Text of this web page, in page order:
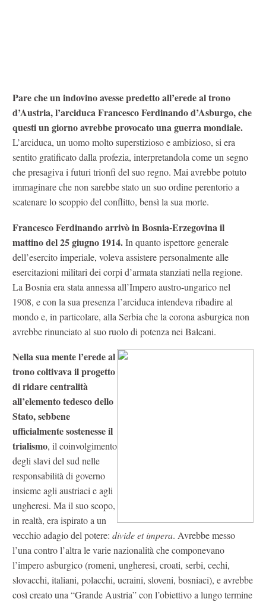
Pare che un indovino avesse predetto all’erede al trono
d’Austria, l’arciduca Francesco Ferdinando d’Asburgo, che
questi un giorno avrebbe provocato una guerra mondiale.
L’arciduca, un uomo molto superstizioso e ambizioso, si era
sentito gratificato dalla profezia, interpretandola come un segno
che presagiva i futuri trionfi del suo regno. Mai avrebbe potuto
immaginare che non sarebbe stato un suo ordine perentorio a
scatenare lo scoppio del conflitto, bensì la sua morte.
Francesco Ferdinando arrivò in Bosnia-Erzegovina il
mattino del 25 giugno 1914.In quanto ispettore generale
dell’esercito imperiale, voleva assistere personalmente alle
esercitazioni militari dei corpi d’armata stanziati nella regione.
La Bosnia era stata annessa all’Impero austro-ungarico nel
1908, e con la sua presenza l’arciduca intendeva ribadire al
mondo e, in particolare, alla Serbia che la corona asburgica non
avrebbe rinunciato al suo ruolo di potenza nei Balcani.
Nella sua mente l’erede al
trono coltivava il progetto
di ridare centralità
all’elemento tedesco dello
Stato, sebbene
ufficialmente sostenesse il
trialismo, il coinvolgimento
degli slavi del sud nelle
responsabilità di governo
insieme agli austriaci e agli
ungheresi. Ma il suo scopo,
in realtà, era ispirato a un
vecchio adagio del potere: divide et impera. Avrebbe messo
l’una contro l’altra le varie nazionalità che componevano
l’impero asburgico (romeni, ungheresi, croati, serbi, cechi,
slovacchi, italiani, polacchi, ucraini, sloveni, bosniaci), e avrebbe
così creato una “Grande Austria” con l’obiettivo a lungo termine